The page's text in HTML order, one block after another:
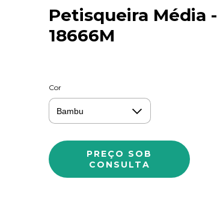
Petisqueira Média -
18666M
Cor